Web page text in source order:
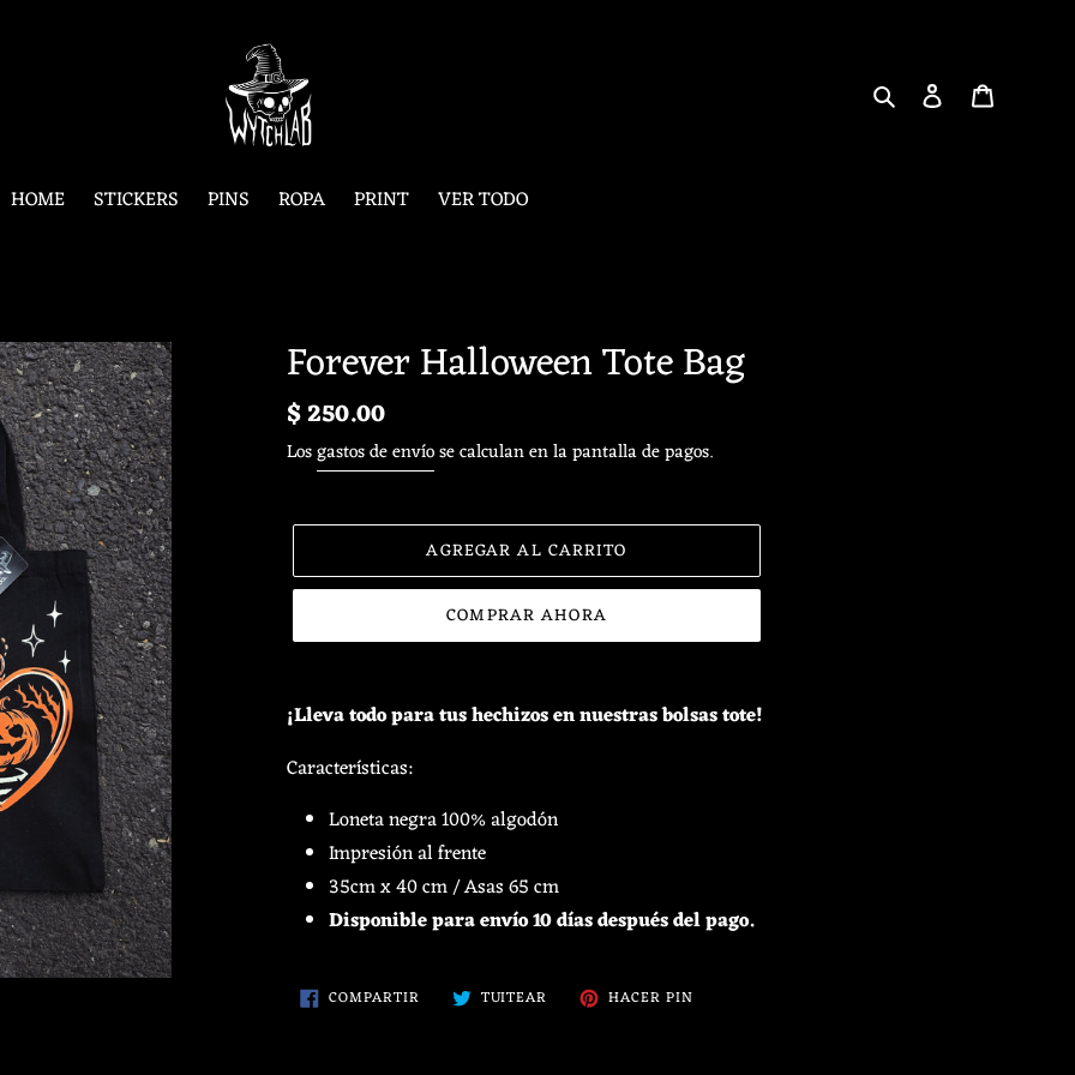
Buscar Ingresar
HOME STICKERS PINS ROPA PRINT VER TODO
Forever Halloween Tote Bag
Precio
habitual
$ 250.00
Losgastos de envíose calculan en la pantalla de pagos.
AGREGAR AL CARRITO
COMPRAR AHORA
el
producto
a
carrito
compra
¡Lleva todo para tus hechizos en nuestras bolsas tote!
Características:
Loneta negra 100% algodón
Impresión al frente
35cm x 40 cm / Asas 65 cm
Disponible para envío 10 días después del pago.
COMPARTIRCOMPARTIR
EN TUITEAR TUITEARHACER PINPINEAR